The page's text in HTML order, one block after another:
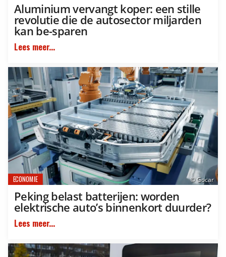
Aluminium vervangt koper: een stille
revolutie die de autosector miljarden
kan be-sparen
Lees meer...
© Gocar
ECONOMIE
Peking belast batterijen: worden
elektrische auto’s binnenkort duurder?
Lees meer...